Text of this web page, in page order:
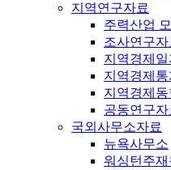
지역연구자료
주력산업
조사연구자
지역경제일
지역경제통
지역경제동
공동연구자
국외사무소자료
뉴욕사무소
워싱턴주재